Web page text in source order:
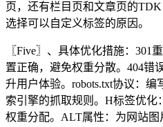
页，还有栏目页和文章页的
选择可以自定义标签的原因。
〖Five〗、具体优化措施：301
置正确，避免权重分散。404错
升用户体验。robots.txt协议：编
索引擎的抓取规则。H标签优化
权重分配。ALT属性：为网站